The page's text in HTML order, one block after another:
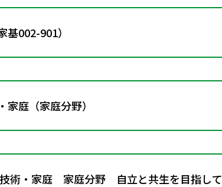
基002-901）
家庭（家庭分野）
術・家庭 家庭分野 自立と共生を目指して